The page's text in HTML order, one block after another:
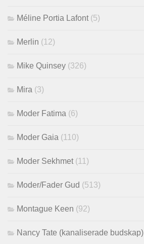
Méline Portia Lafont(5)
Merlin (12)
Mike Quinsey (326)
Mira (3)
Moder Fatima (6)
Moder Gaia (110)
Moder Sekhmet(11)
Moder/Fader Gud (513)
Montague Keen (92)
Nancy Tate (kanaliserade budskap)